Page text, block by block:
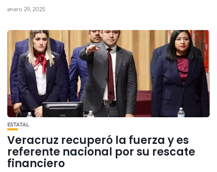
enero 29, 2025
ESTATAL
Veracruz recuperó la fuerza y es
referente nacional por su rescate
financiero